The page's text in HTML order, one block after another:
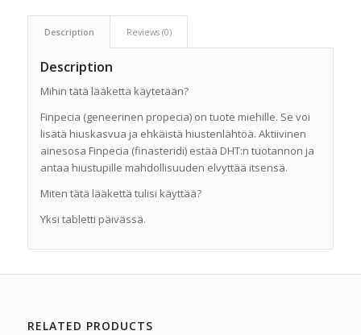
Description Reviews (0)
Description
Mihin tätä lääkettä käytetään?
Finpecia (geneerinen propecia) on tuote miehille. Se voi
lisätä hiuskasvua ja ehkäistä hiustenlähtöä. Aktiivinen
ainesosa Finpecia (finasteridi) estää DHT:n tuotannon ja
antaa hiustupille mahdollisuuden elvyttää itsensä.
Miten tätä lääkettä tulisi käyttää?
Yksi tabletti päivässä.
RELATED PRODUCTS